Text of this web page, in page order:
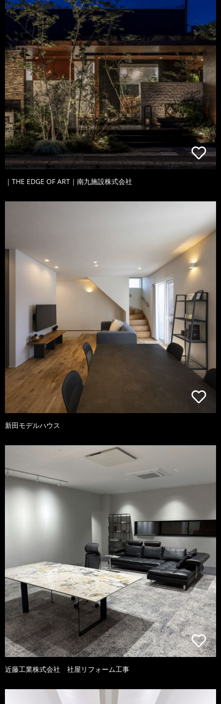
｜THE EDGE OF ART｜南九施設株式会社
新田モデルハウス
近藤工業株式会社 社屋リフォーム工事